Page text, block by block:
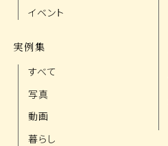
イベント
実例集
すべて
写真
動画
暮らし